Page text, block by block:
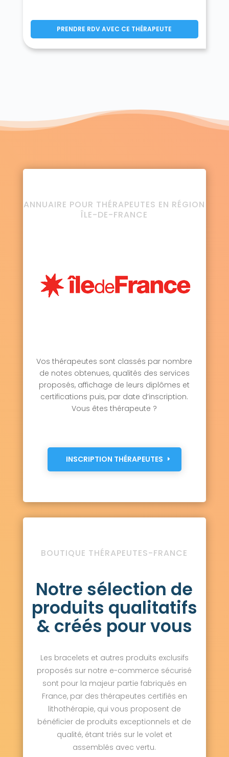
PRENDRE RDV AVEC CE THÉRAPEUTE
ANNUAIRE POUR THÉRAPEUTES EN RÉGION
ÎLE-DE-FRANCE
Vos thérapeutes sont classés par nombre
de notes obtenues, qualités des services
proposés, affichage de leurs diplômes et
certifications puis, par date d’inscription.
Vous êtes thérapeute ?
INSCRIPTION THÉRAPEUTES
BOUTIQUE THÉRAPEUTES-FRANCE
Notre sélection de
produits qualitatifs
& créés pour vous
Les bracelets et autres produits exclusifs
proposés sur notre e-commerce sécurisé
sont pour la majeur partie fabriqués en
France, par des thérapeutes certifiés en
lithothérapie, qui vous proposent de
bénéficier de produits exceptionnels et de
qualité, étant triés sur le volet et
assemblés avec vertu.